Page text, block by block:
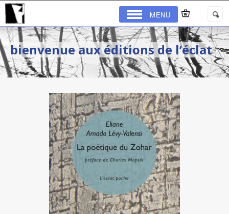
MENU
bienvenue aux éditions de l’éclat